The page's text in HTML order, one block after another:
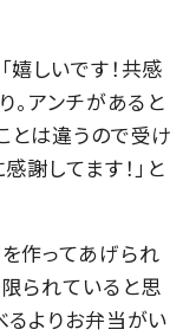
嬉しいです！共感
。アンチがあると
とは違うので受け
謝してます！」と
作ってあげられ
られていると思
るよりお弁当がい